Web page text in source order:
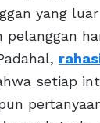
yang
pelanggan
setiap